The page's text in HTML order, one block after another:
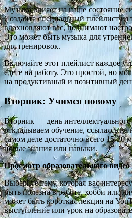
Музыка влияет на наше состояние
Создайте специальный плейлист из
вдохновляют вас, поднимают
Это может быть музыка для
для тренировок.
Включайте этот плейлист каждое
едете на работу. Это простой, но
на продуктивный и позитивный
Вторник: Учимся новому
Вторник — день
откладываем обучение, ссылаясь на
самом деле достаточно всего 15-30
новые знания или навыки.
Просмотр образовательного видео
Выберите тему, которая вас
быть полезна в работе, хобби или
может быть короткая лекция на
выступление или урок на